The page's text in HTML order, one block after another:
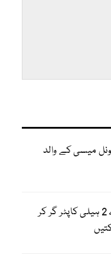
میسی کے والد
یکے بعد دیگرے 2 ہیلی کاپٹر گر کر